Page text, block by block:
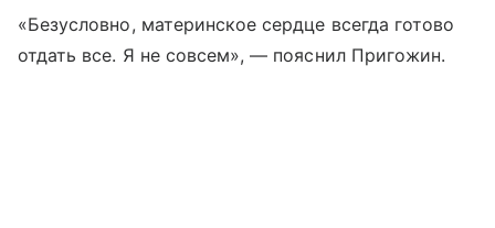
«Безусловно, материнское сердце всегда готово
отдать все. Я не совсем», — пояснил Пригожин.